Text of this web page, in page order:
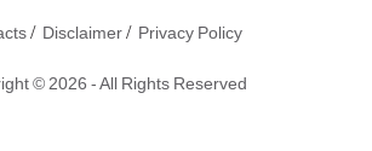
/ Disclaimer/ Privacy Policy
© 2026 - All Rights Reserved